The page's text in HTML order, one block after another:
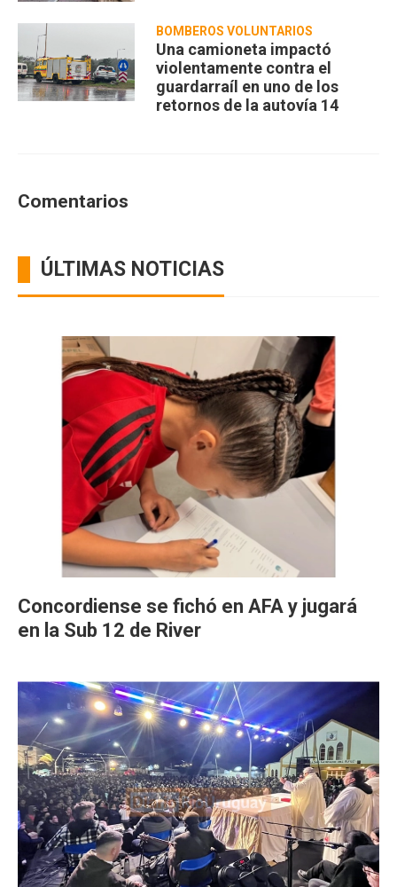
BOMBEROS VOLUNTARIOS
Una camioneta impactó
violentamente contra el
guardarraíl en uno de los
retornos de la autovía 14
Comentarios
ÚLTIMAS NOTICIAS
Concordiense se fichó en AFA y jugará
en la Sub 12 de River